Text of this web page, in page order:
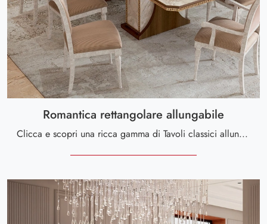
Romantica rettangolare allungabile
Clicca e scopri una ricca gamma di Tavoli classici allungabili da pranzo! Il modello Romantica rettangolare allungabile di Arredoclassic ti sta ...